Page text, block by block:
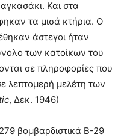
Και στα
τα μισά κτήρια. Ο
άστεγοι ήταν
των κατοίκων του
σε πληροφορίες που
λεπτομερή μελέτη των
, Δεκ. 1946)
βομβαρδιστικά Β-29